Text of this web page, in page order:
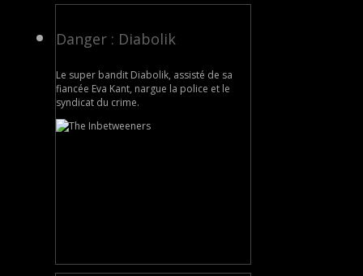
Danger : Diabolik
Le super bandit Diabolik, assisté de sa
fiancée Eva Kant, nargue la police et le
syndicat du crime.